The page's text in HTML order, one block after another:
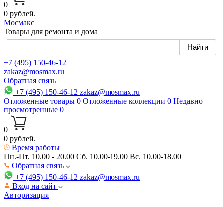
0
0 рублей.
Мосмакс
Товары для ремонта и дома
+7 (495) 150-46-12
zakaz@mosmax.ru
Обратная связь
+7 (495) 150-46-12 zakaz@mosmax.ru
Отложенные товары 0 Отложенные коллекции 0 Недавно
просмотренные 0
0
0 рублей.
Время работы
Пн.-Пт. 10.00 - 20.00 Сб. 10.00-19.00 Вс. 10.00-18.00
Обратная связь
+7 (495) 150-46-12 zakaz@mosmax.ru
Вход на сайт
Авторизация